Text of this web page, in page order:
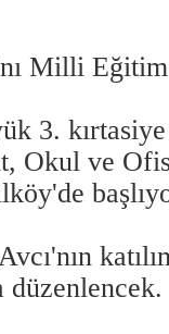
Milli Eğitim
3.
Okul ve
düzenlencek.